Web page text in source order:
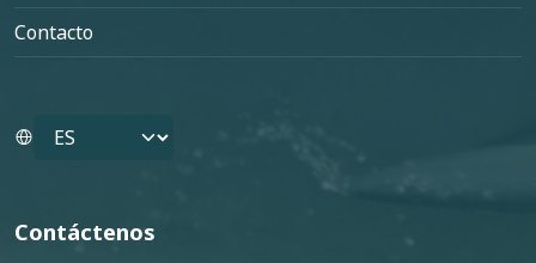
Contacto
Select your language
Contáctenos